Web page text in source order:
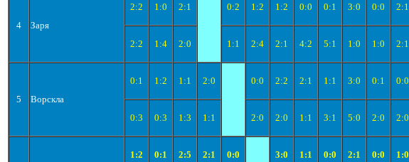
4 Заря
2:2 1:0 2:1 0:2 1:2 1:2 0:0 0:1 3:0 0:0 2:1
2:2
1:4 2:0 1:1 2:4 2:1 4:2 5:1 1:0 1:0 2:1
5 Ворскла
0:1 1:2 1:1 2:0 0:0 2:2 2:1 1:1 3:0 0:1 0:0
0:3
0:3 1:3 1:1 2:0 2:0 1:1 3:1 5:0 2:0 2:0
1:2 0:1 2:5 2:1 0:0 3:0 1:1 0:0 2:1 0:0 1:0